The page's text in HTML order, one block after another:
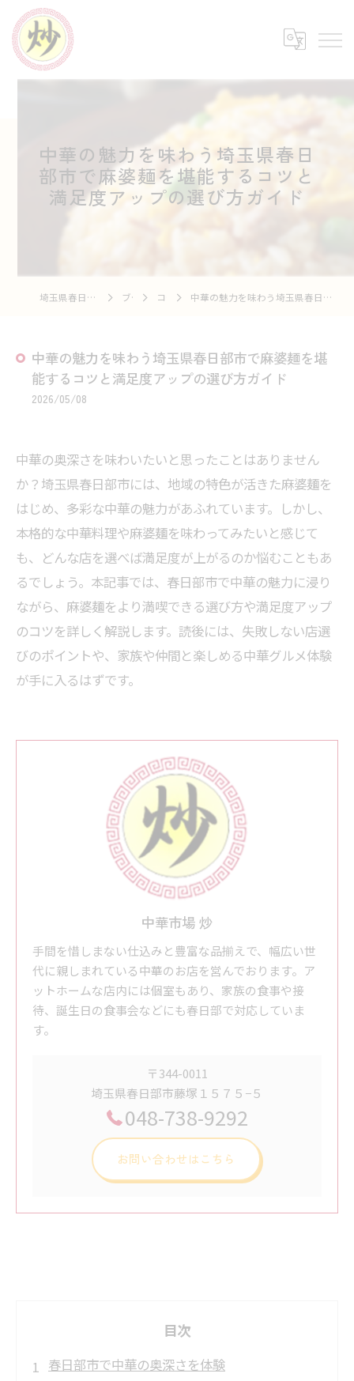
中華の魅力を味わう埼玉県春日
部市で麻婆麺を堪能するコツと
満足度アップの選び方ガイド
埼玉県春日部の中華なら中華市場 炒 ブログ コラム 中華の魅力を味わう埼玉県春日部市で麻婆麺を堪能するコツと満足度アップの選び方ガイド
中華の魅力を味わう埼玉県春日部市で麻婆麺を堪
能するコツと満足度アップの選び方ガイド
2026/05/08
中華の奥深さを味わいたいと思ったことはありません
か？埼玉県春日部市には、地域の特色が活きた麻婆麺を
はじめ、多彩な中華の魅力があふれています。しかし、
本格的な中華料理や麻婆麺を味わってみたいと感じて
も、どんな店を選べば満足度が上がるのか悩むこともあ
るでしょう。本記事では、春日部市で中華の魅力に浸り
ながら、麻婆麺をより満喫できる選び方や満足度アップ
のコツを詳しく解説します。読後には、失敗しない店選
びのポイントや、家族や仲間と楽しめる中華グルメ体験
が手に入るはずです。
中華市場 炒
手間を惜しまない仕込みと豊富な品揃えで、幅広い世
代に親しまれている中華のお店を営んでおります。ア
ットホームな店内には個室もあり、家族の食事や接
待、誕生日の食事会などにも春日部で対応していま
す。
〒344-0011
埼玉県春日部市藤塚１５７５−５
048-738-9292
お問い合わせはこちら
目次
春日部市で中華の奥深さを体験